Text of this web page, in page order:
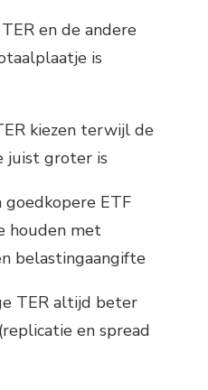
en de andere
is
kiezen terwijl de
juist groter is
goedkopere ETF
houden met
belastingaangifte
TER altijd beter
en spread